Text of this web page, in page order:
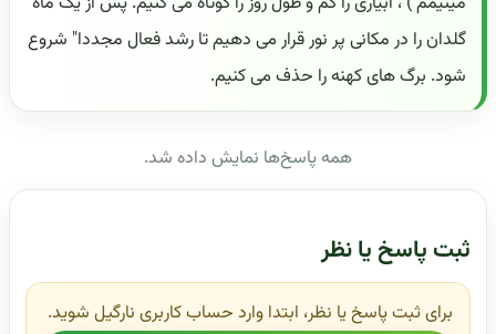
گلدان را در مکانی پر نور قرار می دهیم تا رشد فعال مجددا" شروع
شود. برگ های کهنه را حذف می کنیم.
همه پاسخ‌ها نمایش داده شد.
ثبت پاسخ یا نظر
برای ثبت پاسخ یا نظر، ابتدا وارد حساب کاربری نارگیل شوید.